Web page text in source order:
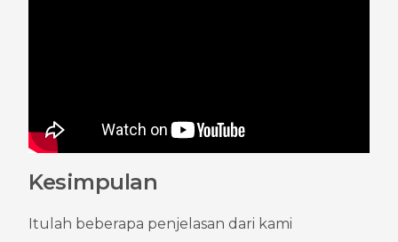
Kesimpulan
Itulah beberapa penjelasan dari kami